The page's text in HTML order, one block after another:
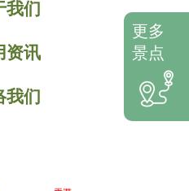
我们
资讯
我们
更多
景点